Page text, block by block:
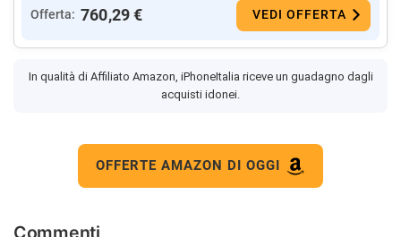
Offerta: 760,29 € VEDI OFFERTA
In qualità di Affiliato Amazon, iPhoneItalia riceve un guadagno dagli
acquisti idonei.
OFFERTE AMAZON DI OGGI
Commenti